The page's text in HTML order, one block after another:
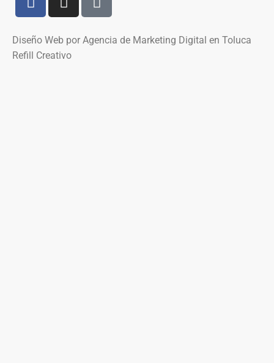
Diseño Web por Agencia de Marketing Digital en Toluca
Refill Creativo